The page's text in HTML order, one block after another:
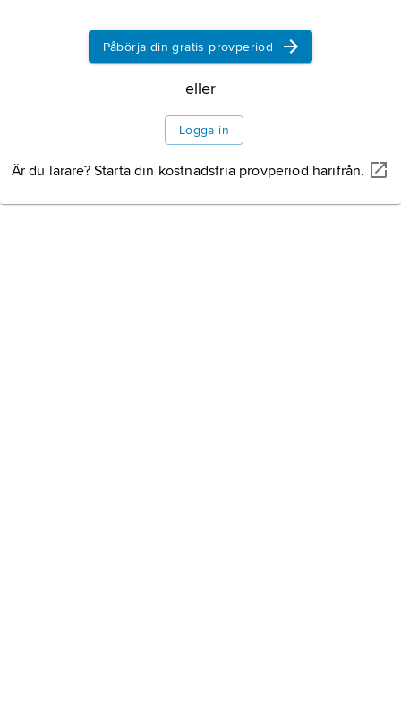
Information om artikeln
Påbörja din gratis provperiod
eller
Logga in
Är du lärare? Starta din kostnadsfria provperiod härifrån.